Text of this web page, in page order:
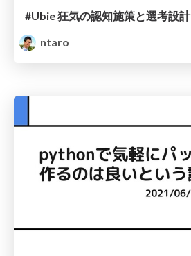
#Ubie 狂気の認知施策と選考設計
ntaro